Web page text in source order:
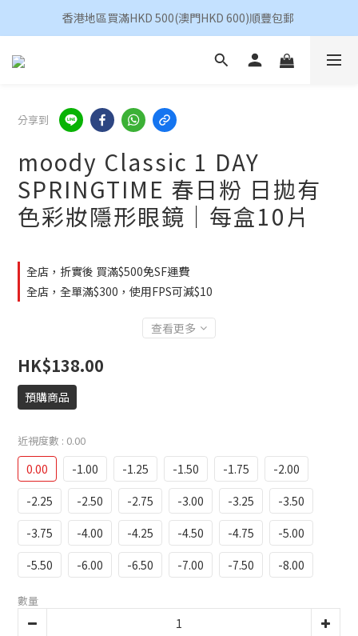
香港地區買滿HKD 500(澳門HKD 600)順豐包郵
香港地區買滿HKD 500(澳門HKD 600)順豐包郵
昆凌 Quinlivan 日拋 任選 $360/4盒
分享到
moody Classic 1 DAY
SPRINGTIME 春日粉 日拋有
色彩妝隱形眼鏡｜每盒10片
全店，折實後 買滿$500免SF運費
全店，全單滿$300，使用FPS可減$10
查看更多
HK$138.00
預購商品
近視度數 : 0.00
0.00 -1.00 -1.25 -1.50 -1.75
-2.00
-2.25
-2.50 -2.75 -3.00 -3.25
-3.50
-3.75
-4.00 -4.25 -4.50 -4.75
-5.00
-5.50
-6.00 -6.50 -7.00 -7.50 -8.00
數量